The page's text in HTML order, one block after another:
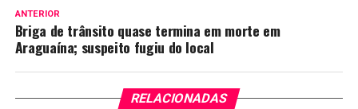
ANTERIOR
Briga de trânsito quase termina em morte em
Araguaína; suspeito fugiu do local
RELACIONADAS